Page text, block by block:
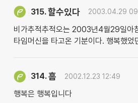
315.할수있다 2003.04.29
비가추적추적오는 2003년4월29일아
타임머신을 타고온 기분이다. 행복했었
314.흠 2002.12.23 12:49
행복은 행복입니다